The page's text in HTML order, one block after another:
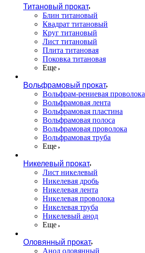
Титановый прокат
Блин титановый
Квадрат титановый
Круг титановый
Лист титановый
Плита титановая
Поковка титановая
Еще
Вольфрамовый прокат
Вольфрам-рениевая проволока
Вольфрамовая лента
Вольфрамовая пластина
Вольфрамовая полоса
Вольфрамовая проволока
Вольфрамовая труба
Еще
Никелевый прокат
Лист никелевый
Никелевая дробь
Никелевая лента
Никелевая проволока
Никелевая труба
Никелевый анод
Еще
Оловянный прокат
Анод оловянный